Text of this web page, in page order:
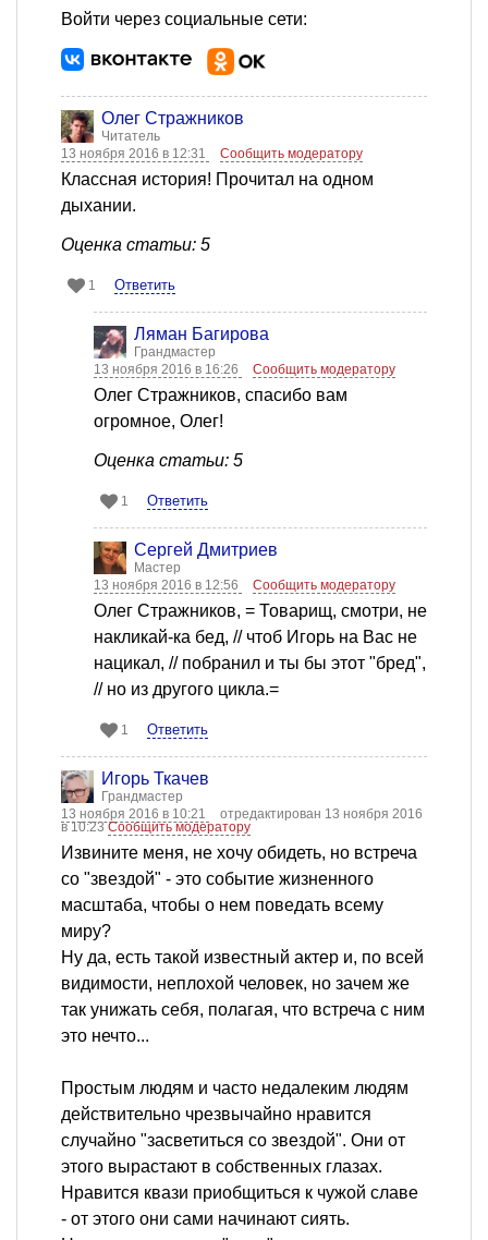
Войти через социальные сети:
Олег Стражников
Читатель
13 ноября 2016 в 12:31
Сообщить модератору
Классная история! Прочитал на одном
дыхании.
Оценка статьи: 5
1 Ответить
Ляман Багирова
Грандмастер
13 ноября 2016 в 16:26
Сообщить модератору
Олег Стражников, спасибо вам
огромное, Олег!
Оценка статьи: 5
1 Ответить
Сергей Дмитриев
Мастер
13 ноября 2016 в 12:56
Сообщить модератору
Олег Стражников, = Товарищ, смотри, не
накликай-ка бед, // чтоб Игорь на Вас не
нацикал, // побранил и ты бы этот "бред",
// но из другого цикла.=
1 Ответить
Игорь Ткачев
Грандмастер
13 ноября 2016 в 10:21
отредактирован 13 ноября 2016
в 10:23Сообщить модератору
Извините меня, не хочу обидеть, но встреча
со "звездой" - это событие жизненного
масштаба, чтобы о нем поведать всему
миру?
Ну да, есть такой известный актер и, по всей
видимости, неплохой человек, но зачем же
так унижать себя, полагая, что встреча с ним
это нечто...
Простым людям и часто недалеким людям
действительно чрезвычайно нравится
случайно "засветиться со звездой". Они от
этого вырастают в собственных глазах.
Нравится квази приобщиться к чужой славе
- от этого они сами начинают сиять.